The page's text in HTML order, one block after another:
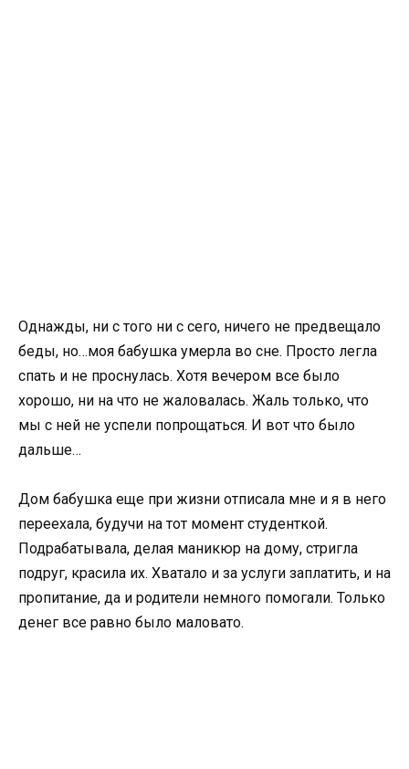
Однажды, ни с того ни с сего, ничего не предвещало
беды, но…моя бабушка умерла во сне. Просто легла
спать и не проснулась. Хотя вечером все было
хорошо, ни на что не жаловалась. Жаль только, что
мы с ней не успели попрощаться. И вот что было
дальше…
Дом бабушка еще при жизни отписала мне и я в него
переехала, будучи на тот момент студенткой.
Подрабатывала, делая маникюр на дому, стригла
подруг, красила их. Хватало и за услуги заплатить, и на
пропитание, да и родители немного помогали. Только
денег все равно было маловато.